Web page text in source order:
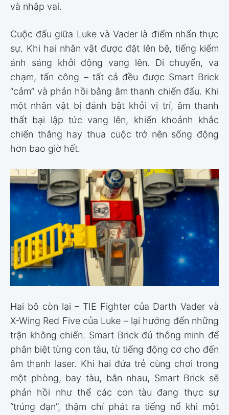
và nhập vai.
Cuộc đấu giữa Luke và Vader là điểm nhấn thực
sự. Khi hai nhân vật được đặt lên bệ, tiếng kiếm
ánh sáng khởi động vang lên. Di chuyển, va
chạm, tấn công – tất cả đều được Smart Brick
“cảm” và phản hồi bằng âm thanh chiến đấu. Khi
một nhân vật bị đánh bật khỏi vị trí, âm thanh
thất bại lập tức vang lên, khiến khoảnh khắc
chiến thắng hay thua cuộc trở nên sống động
hơn bao giờ hết.
Hai bộ còn lại – TIE Fighter của Darth Vader và
X-Wing Red Five của Luke – lại hướng đến những
trận không chiến. Smart Brick đủ thông minh để
phân biệt từng con tàu, từ tiếng động cơ cho đến
âm thanh laser. Khi hai đứa trẻ cùng chơi trong
một phòng, bay tàu, bắn nhau, Smart Brick sẽ
phản hồi như thể các con tàu đang thực sự
“trúng đạn”, thậm chí phát ra tiếng nổ khi một